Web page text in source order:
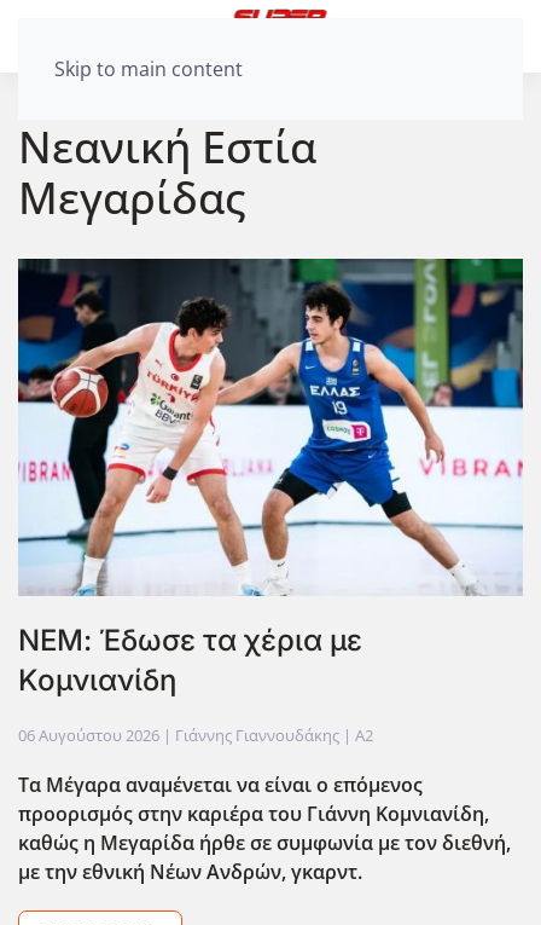
Skip to main content
Νεανική Εστία
Μεγαρίδας
ΝΕΜ: Έδωσε τα χέρια με
Κομνιανίδη
06 Αυγούστου 2026 | Γιάννης Γιαννουδάκης | A2
Τα Μέγαρα αναμένεται να είναι ο επόμενος
προορισμός στην καριέρα του Γιάννη Κομνιανίδη,
καθώς η Μεγαρίδα ήρθε σε συμφωνία με τον διεθνή,
με την εθνική Νέων Ανδρών, γκαρντ.